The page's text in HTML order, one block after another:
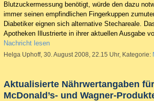
Blutzuckermessung benötigt, würde den dazu
immer seinen empfindlichen Fingerkuppen
Diabetiker eignen sich alternative Stechareale.
Apotheken Illustrierte in ihrer aktuellen Ausgabe
Nachricht lesen
Helga Uphoff, 30. August 2008, 22.15 Uhr, Kategorie:
Aktualisierte Nährwertangaben
McDonald’s- und Wagner-